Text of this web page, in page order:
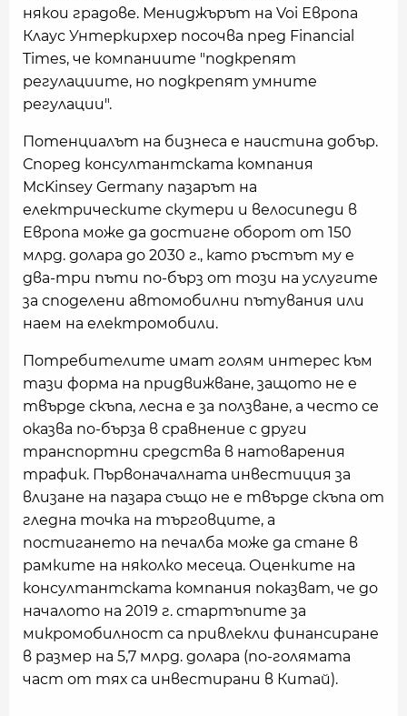
някои градове. Мениджърът на Voi Европа
Клаус Унтеркирхер посочва пред Financial
Times, че компаниите "подкрепят
регулациите, но подкрепят умните
регулации".
Потенциалът на бизнеса е наистина добър.
Според консултантската компания
McKinsey Germany пазарът на
електрическите скутери и велосипеди в
Европа може да достигне оборот от 150
млрд. долара до 2030 г., като ръстът му е
два-три пъти по-бърз от този на услугите
за споделени автомобилни пътувания или
наем на електромобили.
Потребителите имат голям интерес към
тази форма на придвижване, защото не е
твърде скъпа, лесна е за ползване, а често се
оказва по-бърза в сравнение с други
транспортни средства в натоварения
трафик. Първоначалната инвестиция за
влизане на пазара също не е твърде скъпа от
гледна точка на търговците, а
постигането на печалба може да стане в
рамките на няколко месеца. Оценките на
консултантската компания показват, че до
началото на 2019 г. стартъпите за
микромобилност са привлекли финансиране
в размер на 5,7 млрд. долара (по-голямата
част от тях са инвестирани в Китай).